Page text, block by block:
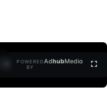
POWERED
BY
AdhubMedia